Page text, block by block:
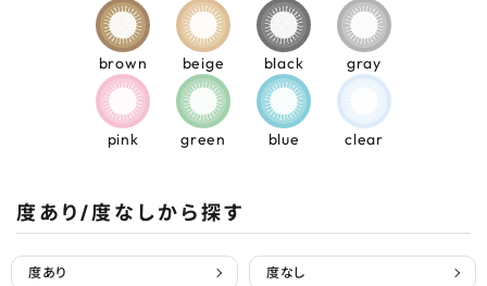
brown beige black gray
pink green blue clear
度あり/度なしから探す
度あり 度なし